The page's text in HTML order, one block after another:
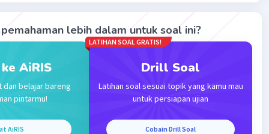
bagian dari 1 tahun (12 bulan)
10 = 1,2,5,10
= 2
lebih dalam untuk soal ini?
AiRIS
dan belajar bareng
pintarmu!
AiRIS
LATIHAN SOAL GRATIS!
Drill Soal
Latihan soal sesuai topik yang kamu mau
untuk persiapan ujian
Cobain Drill Soal